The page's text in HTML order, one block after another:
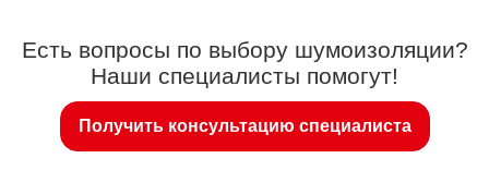
Есть вопросы по выбору шумоизоляции?
Наши специалисты помогут!
Получить консультацию специалиста